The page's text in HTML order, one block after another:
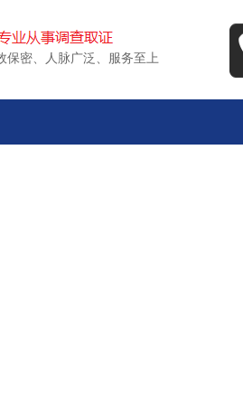
保密、人脉广泛、服务至上